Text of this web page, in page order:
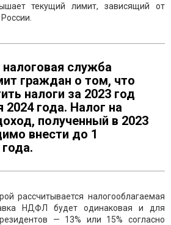
текущий лимит, зависящий от
служба
граждан о том, что
налоги за 2023 год
2024 года. Налог на
полученный в 2023
внести до 1
рассчитывается налогооблагаемая
НДФЛ будет одинаковая и для
— 13% или 15% согласно